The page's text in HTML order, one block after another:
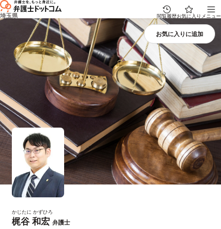
埼玉県 閲覧履歴お気に入り メニュー
かじたに かずひろ
梶谷 和宏 弁護士